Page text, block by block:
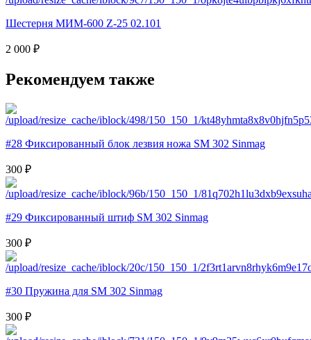
Шестерня МИМ-600 Z-25 02.101
2 000 ₽
Рекомендуем также
#28 Фиксированный блок лезвия ножа SM 302 Sinmag
300 ₽
#29 Фиксированный штиф SM 302 Sinmag
300 ₽
#30 Пружина для SM 302 Sinmag
300 ₽